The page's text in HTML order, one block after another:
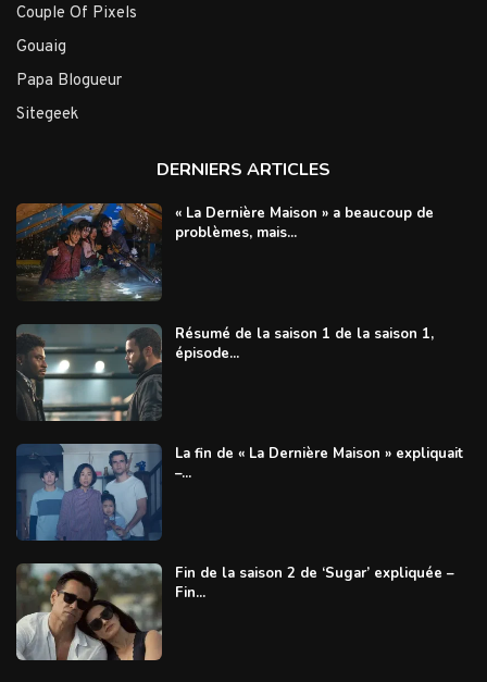
Couple Of Pixels
Gouaig
Papa Blogueur
Sitegeek
DERNIERS ARTICLES
« La Dernière Maison » a beaucoup de
problèmes, mais...
Résumé de la saison 1 de la saison 1,
épisode...
La fin de « La Dernière Maison » expliquait
–...
Fin de la saison 2 de ‘Sugar’ expliquée –
Fin...